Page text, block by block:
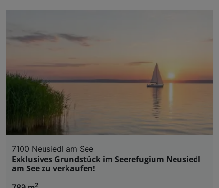
7100 Neusiedl am See
Exklusives Grundstück im Seerefugium Neusiedl
am See zu verkaufen!
2